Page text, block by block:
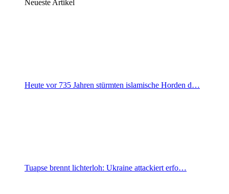
Neueste Artikel
Heute vor 735 Jahren stürmten islamische Horden d…
Tuapse brennt lichterloh: Ukraine attackiert erfo…